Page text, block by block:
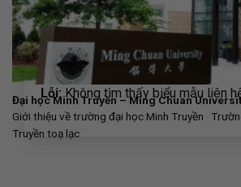
Lỗi:Không tìm thấy biểu mẫu liên
Đại học Minh Truyền – Ming Chuan
Giới thiệu về trường đại học Minh Truyền
Truyền toạ lạc